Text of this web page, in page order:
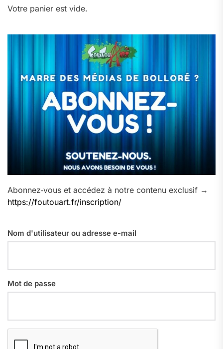
Votre panier est vide.
Abonnez‑vous et accédez à notre contenu exclusif →
https://foutouart.fr/inscription/
Nom d'utilisateur ou adresse e-mail
Mot de passe